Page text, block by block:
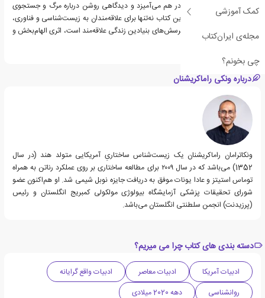
کمک آموزشی
مجله‌ی ایران‌کتاب
چی بخونم؟
کم‌نظیر، علم و فلسفه را در هم می‌آمیزد و دیدگاهی روشن درباره مرگ و جستجوی
جاودانگی ارائه می‌دهد. این کتاب نه‌تنها برای علاقه‌مندان به زیست‌شناسی و فناوری،
بلکه برای هر کسی که به پرسش‌های بنیادین زندگی علاقه‌مند است، اثری الهام‌بخش و
تکان‌دهنده خواهد بود.
درباره ونکی راماکریشنان
ونکاترامان راماکریشنان یک زیست‌شناس ساختاریِ آمریکایی متولد هند (در سال
1352) می‌باشد که در سال ۲۰۰۹ برای مطالعه ساختاری بر روی عملکرد رناتن به همراه
توماس استیتز و عادا یونات موفق به دریافت جایزه نوبل شیمی شد. او هم‌اکنون عضو
شورای تحقیقات پزشکی آزمایشگاه بیولوژی مولکولی کمبریج انگلستان و رئیس
(پرزیدنت) انجمن سلطنتی انگلستان می‌باشد.
دسته بندی های کتاب چرا می میریم؟
ادبیات آمریکا ادبیات معاصر
ادبیات واقع گرایانه
روانشناسی
دهه 2020 میلادی